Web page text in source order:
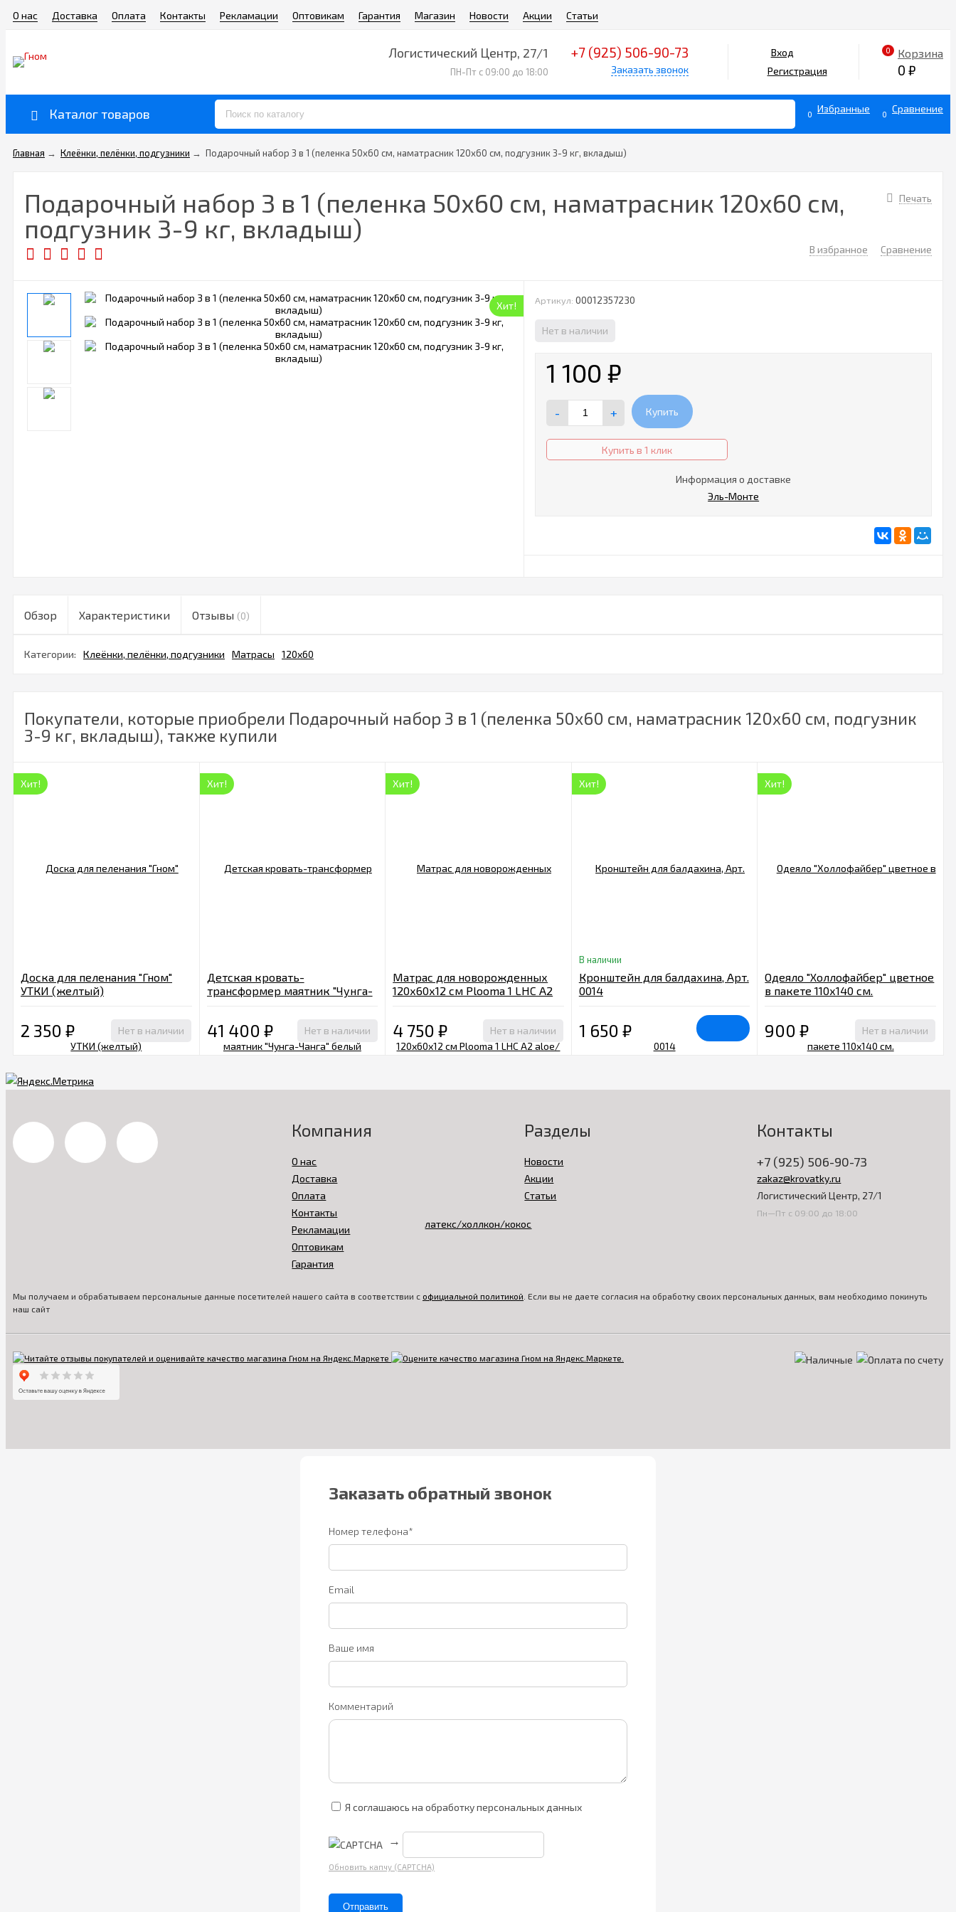
О нас Доставка Оплата Контакты Рекламации Оптовикам Гарантия Магазин Новости Акции Статьи
Логистический Центр, 27/1
ПН-Пт с 09:00 до 18:00
+7 (925) 506-90-73
Заказать звонок
Вход
Регистрация
0 Корзина
0 ₽
Каталог товаров 0 Избранные 0 Сравнение
Главная → Клеёнки, пелёнки, подгузники → Подарочный набор 3 в 1 (пеленка 50х60 см, наматрасник 120х60 см, подгузник 3-9 кг, вкладыш)
Печать
Подарочный набор 3 в 1 (пеленка 50х60 см, наматрасник 120х60 см,
подгузник 3-9 кг, вкладыш)
В избранное Сравнение
Хит! Артикул: 00012357230
Нет в наличии
1 100₽
- + Купить
Купить в 1 клик
Информация о доставке
Эль-Монте
Обзор Характеристики Отзывы (0)
Категории: Клеёнки, пелёнки, подгузники Матрасы 120х60
Покупатели, которые приобрели Подарочный набор 3 в 1 (пеленка 50х60 см, наматрасник 120х60 см, подгузник
3-9 кг, вкладыш), также купили
Хит!
Доска для пеленания "Гном"
УТКИ (желтый)
2 350 ₽ Нет в наличии
Хит!
Детская кровать-
трансформер маятник "Чунга-
41 400 ₽ Нет в наличии
Хит!
Матрас для новорожденных
120х60х12 cм Plooma 1 LHC А2
4 750₽ Нет в наличии
Хит!
В наличии
Кронштейн для балдахина, Арт.
0014
1 650 ₽
Хит!
Одеяло "Холлофайбер" цветное
в пакете 110х140 см.
900₽ Нет в наличии
Компания
О нас
Доставка
Оплата
Контакты
Рекламации
Оптовикам
Гарантия
Разделы
Новости
Акции
Статьи
Контакты
+7 (925) 506-90-73
zakaz@krovatky.ru
Логистический Центр, 27/1
Пн—Пт с 09:00 до 18:00
Мы получаем и обрабатываем персональные данные посетителей нашего сайта в соответствии с официальной политикой . Если вы не даете согласия на обработку своих персональных данных, вам необходимо покинуть
наш сайт
Заказать обратный звонок
Номер телефона*
Email
Ваше имя
Комментарий
Я соглашаюсь на обработку персональных данных
→
Обновить капчу (CAPTCHA)